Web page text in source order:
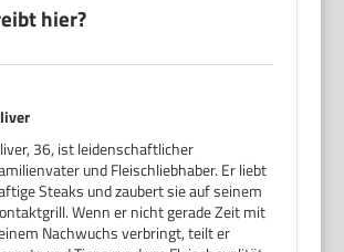
hier?
36, ist leidenschaftlicher
und Fleischliebhaber. Er liebt
Steaks und zaubert sie auf seinem
Wenn er nicht gerade Zeit mit
Nachwuchs verbringt, teilt er